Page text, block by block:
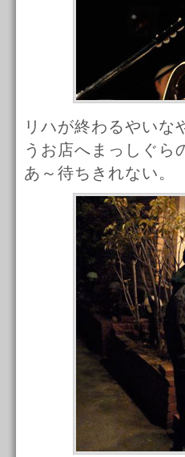
リハが終わるやいな
うお店へまっしぐら
あ～待ちきれない。